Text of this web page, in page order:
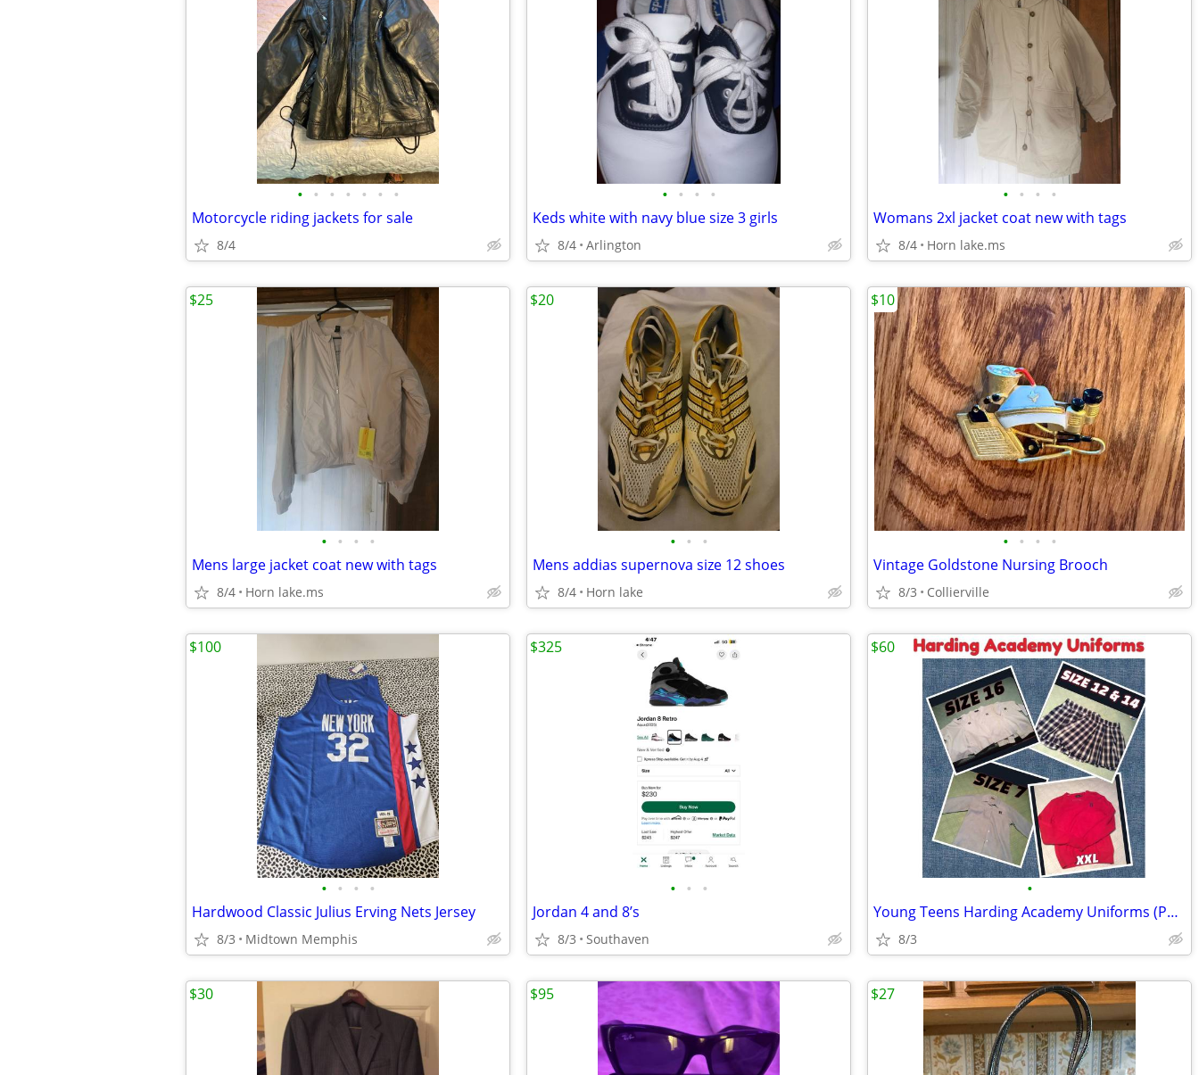
• • • • • • •
Motorcycle riding jackets for sale
8/4
• • • •
Keds white with navy blue size 3 girls
8/4 Arlington
• • • •
Womans 2xl jacket coat new with tags
8/4 Horn lake.ms
• • • •
Mens large jacket coat new with tags
8/4 Horn lake.ms
$25
• • •
Mens addias supernova size 12 shoes
8/4 Horn lake
$20
• • • •
Vintage Goldstone Nursing Brooch
8/3 Collierville
$10
• • • •
Hardwood Classic Julius Erving Nets Jersey
8/3 Midtown Memphis
$100
• • •
Jordan 4 and 8’s
8/3 Southaven
$325
•
Young Teens Harding Academy Uniforms (Parker)
8/3
$60
$30 $95 $27